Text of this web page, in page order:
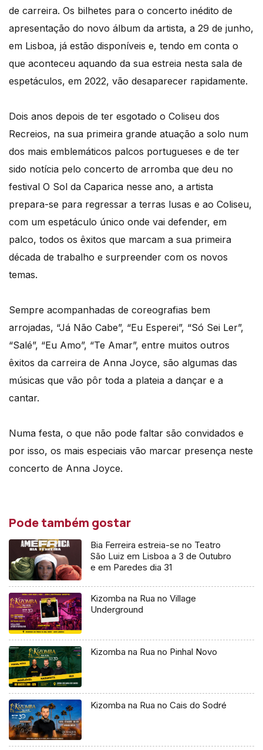
de carreira. Os bilhetes para o concerto inédito de
apresentação do novo álbum da artista, a 29 de junho,
em Lisboa, já estão disponíveis e, tendo em conta o
que aconteceu aquando da sua estreia nesta sala de
espetáculos, em 2022, vão desaparecer rapidamente.
Dois anos depois de ter esgotado o Coliseu dos
Recreios, na sua primeira grande atuação a solo num
dos mais emblemáticos palcos portugueses e de ter
sido notícia pelo concerto de arromba que deu no
festival O Sol da Caparica nesse ano, a artista
prepara-se para regressar a terras lusas e ao Coliseu,
com um espetáculo único onde vai defender, em
palco, todos os êxitos que marcam a sua primeira
década de trabalho e surpreender com os novos
temas.
Sempre acompanhadas de coreografias bem
arrojadas, “Já Não Cabe”, “Eu Esperei”, “Só Sei Ler”,
“Salé”, “Eu Amo”, “Te Amar”, entre muitos outros
êxitos da carreira de Anna Joyce, são algumas das
músicas que vão pôr toda a plateia a dançar e a
cantar.
Numa festa, o que não pode faltar são convidados e
por isso, os mais especiais vão marcar presença neste
concerto de Anna Joyce.
Pode também gostar
Bia Ferreira estreia-se no Teatro
São Luiz em Lisboa a 3 de Outubro
e em Paredes dia 31
Kizomba na Rua no Village
Underground
Kizomba na Rua no Pinhal Novo
Kizomba na Rua no Cais do Sodré